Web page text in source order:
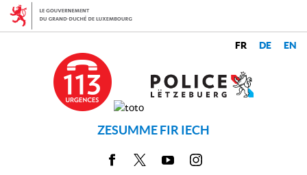
Aller
Aller
ZESUMME FIR IECH
Facebook YoutubeInstagram